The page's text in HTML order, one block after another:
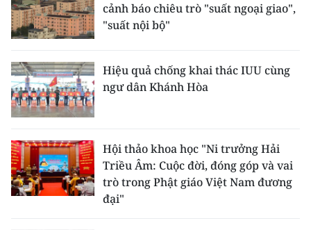
cảnh báo chiêu trò "suất ngoại giao",
"suất nội bộ"
Hiệu quả chống khai thác IUU cùng
ngư dân Khánh Hòa
Hội thảo khoa học "Ni trưởng Hải
Triều Âm: Cuộc đời, đóng góp và vai
trò trong Phật giáo Việt Nam đương
đại"